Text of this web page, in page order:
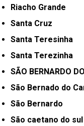
Riacho Grande
Santa Cruz
Santa Teresinha
Santa Terezinha
SÃO BERNARDO
São Bernado do
São Bernardo
São caetano do sul